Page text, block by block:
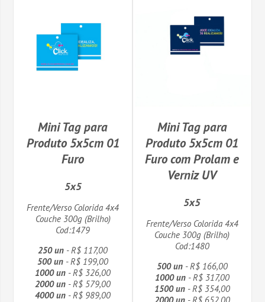
Mini Tag para
Produto 5x5cm 01
Furo
5x5
Frente/Verso Colorida 4x4
Couche 300g (Brilho)
Cod:1479
250 un - R$ 117,00
500 un - R$ 199,00
1000 un - R$ 326,00
2000 un - R$ 579,00
4000 un - R$ 989,00
Mini Tag para
Produto 5x5cm 01
Furo com Prolam e
Verniz UV
5x5
Frente/Verso Colorida 4x4
Couche 300g (Brilho)
Cod:1480
500 un- R$ 166,00
1000 un- R$ 317,00
1500 un- R$ 354,00